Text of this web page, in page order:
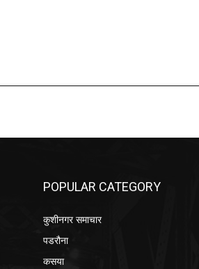
POPULAR CATEGORY
कुशीनगर समाचार
पडरौना
कसया